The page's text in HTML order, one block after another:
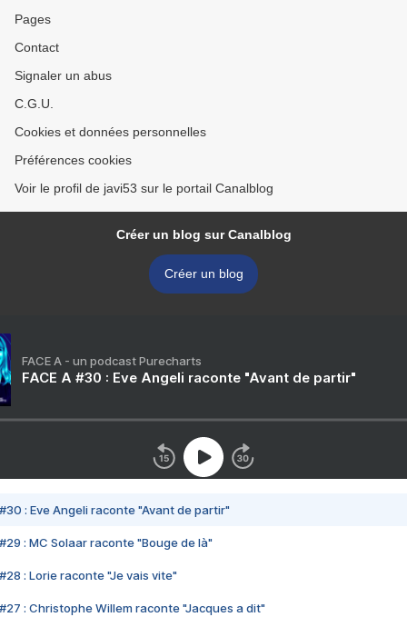
Pages
Contact
Signaler un abus
C.G.U.
Cookies et données personnelles
Préférences cookies
Voir le profil de javi53 sur le portail Canalblog
Créer un blog sur Canalblog
Créer un blog
FACE A - un podcast Purecharts
FACE A #30 : Eve Angeli raconte "Avant de partir"
#30 : Eve Angeli raconte "Avant de partir"
#29 : MC Solaar raconte "Bouge de là"
#28 : Lorie raconte "Je vais vite"
#27 : Christophe Willem raconte "Jacques a dit"